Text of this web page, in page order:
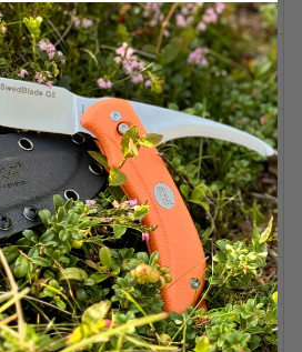
Skandinavisk
Ca 20 grader per sida
Ca 12 grader per sida
Proflex™
Kydex